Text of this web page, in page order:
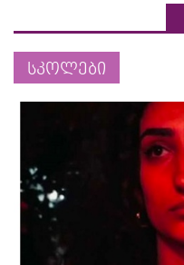
სკოლები